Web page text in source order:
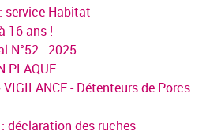
service Habitat
16 ans !
N°52 - 2025
PLAQUE
VIGILANCE - Détenteurs de Porcs
déclaration des ruches